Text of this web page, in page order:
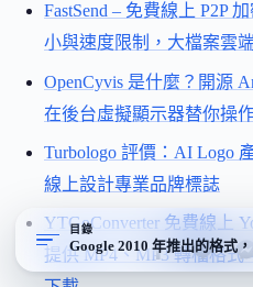
FastSend – 免費線上 P2P
小與速度限制，大檔案雲
OpenCyvis 是什麼？開源
在後台虛擬顯示器替你操
Turbologo 評價：AI Logo
線上設計專業品牌標誌
YTGoConverter 免費線上
提供 MP4、MP3 轉檔格式
目錄
Google 2010 年推出的格式